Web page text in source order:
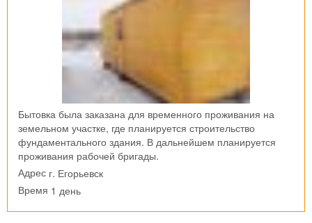
Бытовка была заказана для временного проживания на
земельном участке, где планируется строительство
фундаментального здания. В дальнейшем планируется
проживания рабочей бригады.
Адрес г. Егорьевск
Время 1 день